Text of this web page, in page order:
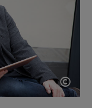
©